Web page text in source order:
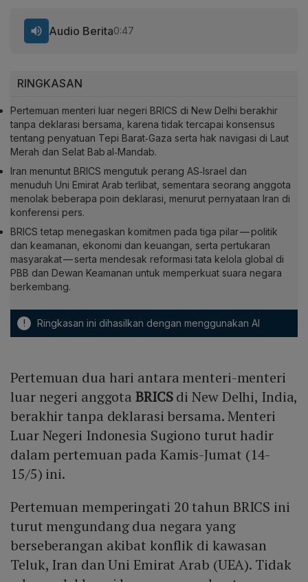
RINGKASAN
Pertemuan menteri luar negeri BRICS di New Delhi berakhir
tanpa deklarasi bersama, karena tidak tercapai konsensus
tentang penyatuan Tepi Barat‑Gaza serta hak navigasi di Laut
Merah dan Selat Bab al‑Mandab.
Iran menuntut BRICS mengutuk perang AS‑Israel dan
menuduh Uni Emirat Arab terlibat, sementara seorang anggota
menolak beberapa poin deklarasi, menurut pernyataan Iran di
konferensi pers.
BRICS tetap menegaskan komitmen pada tiga pilar — politik
dan keamanan, ekonomi dan keuangan, serta pertukaran
masyarakat — serta mendesak reformasi tata kelola global di
PBB dan Dewan Keamanan untuk memperkuat suara negara
berkembang.
! Ringkasan ini dihasilkan dengan menggunakan AI
Audio Berita0:47
Pertemuan dua hari antara menteri-menteri
luar negeri anggota BRICSdi New Delhi, India,
berakhir tanpa deklarasi bersama. Menteri
Luar Negeri Indonesia Sugiono turut hadir
dalam pertemuan pada Kamis-Jumat (14-
15/5) ini.
Pertemuan memperingati 20 tahun BRICS ini
turut mengundang dua negara yang
berseberangan akibat konflik di kawasan
Teluk, Iran dan Uni Emirat Arab (UEA). Tidak